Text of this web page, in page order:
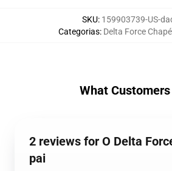
SKU: 159903739-US-
Categorias: Delta Force
What Customers
2 reviews for O Delta
pai